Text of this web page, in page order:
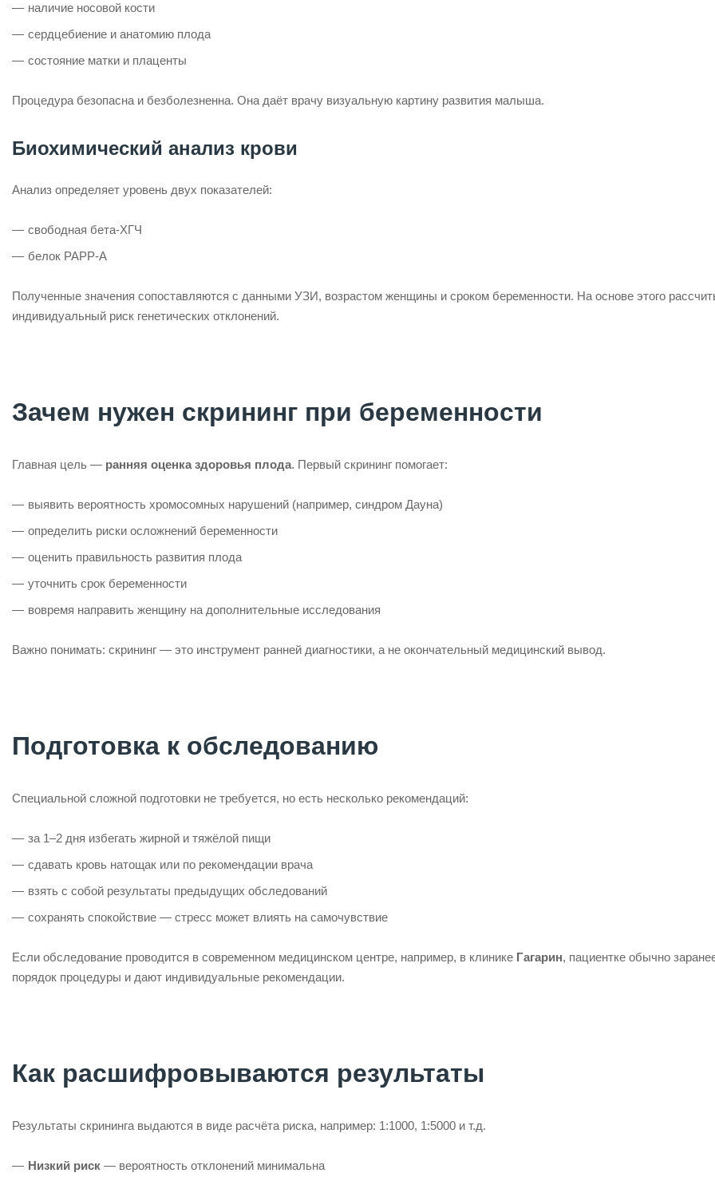
наличие носовой кости
сердцебиение и анатомию плода
состояние матки и плаценты
Процедура безопасна и безболезненна. Она даёт врачу визуальную картину развития малыша.
Биохимический анализ крови
Анализ определяет уровень двух показателей:
свободная бета-ХГЧ
белок PAPP-A
Полученные значения сопоставляются с данными УЗИ, возрастом женщины и сроком беременности. На основе этого
индивидуальный риск генетических отклонений.
Зачем нужен скрининг при беременности
Главная цель — ранняя оценка здоровья плода. Первый скрининг помогает:
выявить вероятность хромосомных нарушений (например, синдром Дауна)
определить риски осложнений беременности
оценить правильность развития плода
уточнить срок беременности
вовремя направить женщину на дополнительные исследования
Важно понимать: скрининг — это инструмент ранней диагностики, а не окончательный медицинский вывод.
Подготовка к обследованию
Специальной сложной подготовки не требуется, но есть несколько рекомендаций:
за 1–2 дня избегать жирной и тяжёлой пищи
сдавать кровь натощак или по рекомендации врача
взять с собой результаты предыдущих обследований
сохранять спокойствие — стресс может влиять на самочувствие
Если обследование проводится в современном медицинском центре, например, в клинике Гагарин, пациентке обычно
порядок процедуры и дают индивидуальные рекомендации.
Как расшифровываются результаты
Результаты скрининга выдаются в виде расчёта риска, например: 1:1000, 1:5000 и т.д.
Низкий риск— вероятность отклонений минимальна